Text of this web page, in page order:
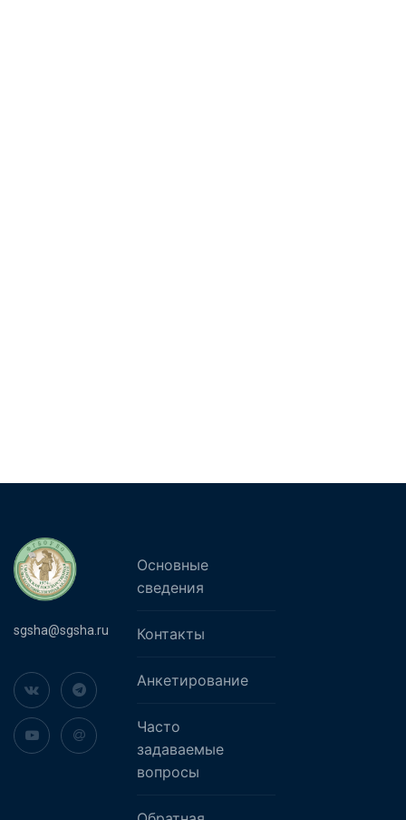
sgsha@sgsha.ru
Основные
сведения
Контакты
Анкетирование
Часто
задаваемые
вопросы